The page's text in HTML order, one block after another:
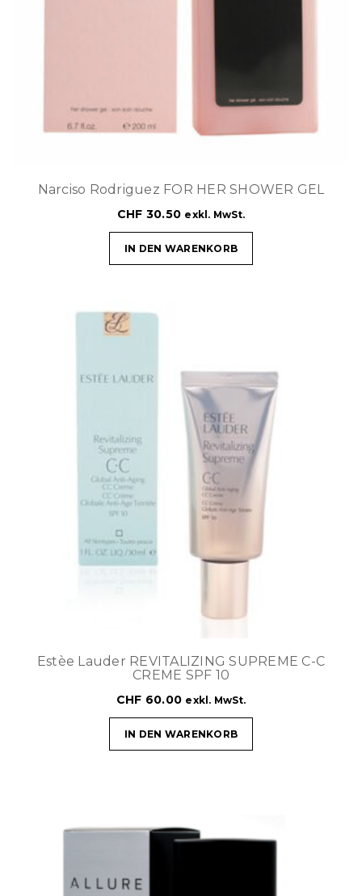
Narciso Rodriguez FOR HER SHOWER GEL
CHF 30.50 exkl. MwSt.
IN DEN WARENKORB
Estèe Lauder REVITALIZING SUPREME C-C
CREME SPF 10
CHF 60.00 exkl. MwSt.
IN DEN WARENKORB